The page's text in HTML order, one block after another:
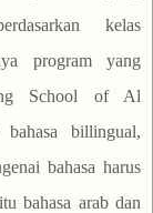
kelas
program yang
School of Al
billingual,
bahasa harus
bahasa arab dan